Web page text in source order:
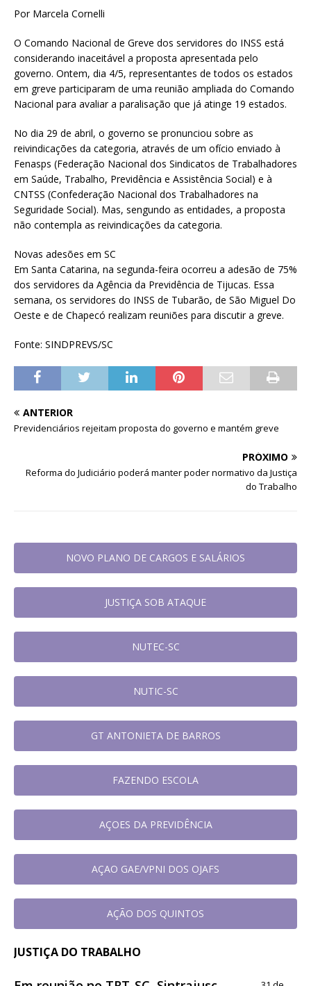
Por Marcela Cornelli
O Comando Nacional de Greve dos servidores do INSS está
considerando inaceitável a proposta apresentada pelo
governo. Ontem, dia 4/5, representantes de todos os estados
em greve participaram de uma reunião ampliada do Comando
Nacional para avaliar a paralisação que já atinge 19 estados.
No dia 29 de abril, o governo se pronunciou sobre as
reivindicações da categoria, através de um ofício enviado à
Fenasps (Federação Nacional dos Sindicatos de Trabalhadores
em Saúde, Trabalho, Previdência e Assistência Social) e à
CNTSS (Confederação Nacional dos Trabalhadores na
Seguridade Social). Mas, sengundo as entidades, a proposta
não contempla as reivindicações da categoria.
Novas adesões em SC
Em Santa Catarina, na segunda-feira ocorreu a adesão de 75%
dos servidores da Agência da Previdência de Tijucas. Essa
semana, os servidores do INSS de Tubarão, de São Miguel Do
Oeste e de Chapecó realizam reuniões para discutir a greve.
Fonte: SINDPREVS/SC
ANTERIOR
Previdenciários rejeitam proposta do governo e mantém greve
PRÓXIMO
Reforma do Judiciário poderá manter poder normativo da Justiça
do Trabalho
NOVO PLANO DE CARGOS E SALÁRIOS
JUSTIÇA SOB ATAQUE
NUTEC-SC
NUTIC-SC
GT ANTONIETA DE BARROS
FAZENDO ESCOLA
AÇOES DA PREVIDÊNCIA
AÇAO GAE/VPNI DOS OJAFS
AÇÃO DOS QUINTOS
JUSTIÇA DO TRABALHO